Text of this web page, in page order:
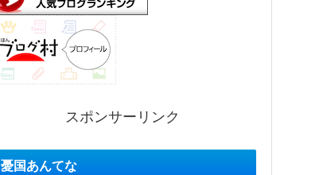
スポンサーリンク
憂国あんてな